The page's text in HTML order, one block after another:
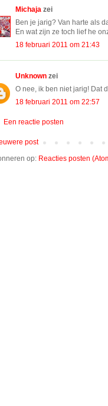
Michaja zei
Ben je jarig? Van harte als
En wat zijn ze toch lief he
18 februari 2011 om 21:43
Unknown zei
O nee, ik ben niet jarig! Dat
18 februari 2011 om 22:57
Een reactie posten
post
op: Reacties posten